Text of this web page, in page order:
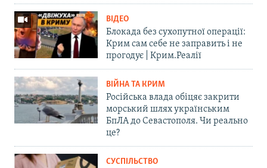
ВІДЕО
Блокада без сухопутної операції:
Крим сам себе не заправить і не
прогодує | Крим.Реалії
ВІЙНА ТА КРИМ
Російська влада обіцяє закрити
морський шлях українським
БпЛА до Севастополя. Чи реально
це?
СУСПІЛЬСТВО